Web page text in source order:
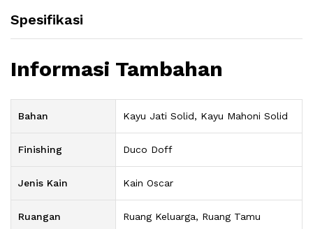
Spesifikasi
Informasi Tambahan
Bahan Kayu Jati Solid, Kayu Mahoni Solid
Finishing Duco Doff
Jenis Kain Kain Oscar
Ruangan Ruang Keluarga, Ruang Tamu